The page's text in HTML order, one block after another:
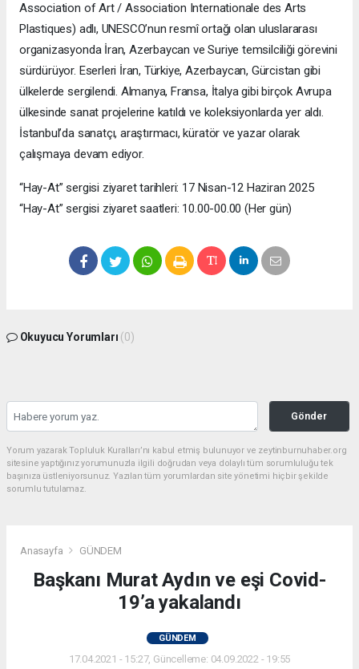
Association of Art / Association Internationale des Arts
Plastiques) adlı, UNESCO’nun resmî ortağı olan uluslararası
organizasyonda İran, Azerbaycan ve Suriye temsilciliği görevini
sürdürüyor. Eserleri İran, Türkiye, Azerbaycan, Gürcistan gibi
ülkelerde sergilendi. Almanya, Fransa, İtalya gibi birçok Avrupa
ülkesinde sanat projelerine katıldı ve koleksiyonlarda yer aldı.
İstanbul’da sanatçı, araştırmacı, küratör ve yazar olarak
çalışmaya devam ediyor.
“Hay-At” sergisi ziyaret tarihleri: 17 Nisan-12 Haziran 2025
“Hay-At” sergisi ziyaret saatleri: 10.00-00.00 (Her gün)
Okuyucu Yorumları (0)
Gönder
Yorum yazarak Topluluk Kuralları’nı kabul etmiş bulunuyor ve zeytinburnuhaber.org
sitesine yaptığınız yorumunuzla ilgili doğrudan veya dolaylı tüm sorumluluğu tek
başınıza üstleniyorsunuz. Yazılan tüm yorumlardan site yönetimi hiçbir şekilde
sorumlu tutulamaz.
Anasayfa GÜNDEM
Başkanı Murat Aydın ve eşi Covid-
19’a yakalandı
GÜNDEM
17.04.2021 - 15:27, Güncelleme: 04.09.2022 - 19:55